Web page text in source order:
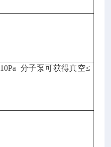
分子泵可获得真空≤